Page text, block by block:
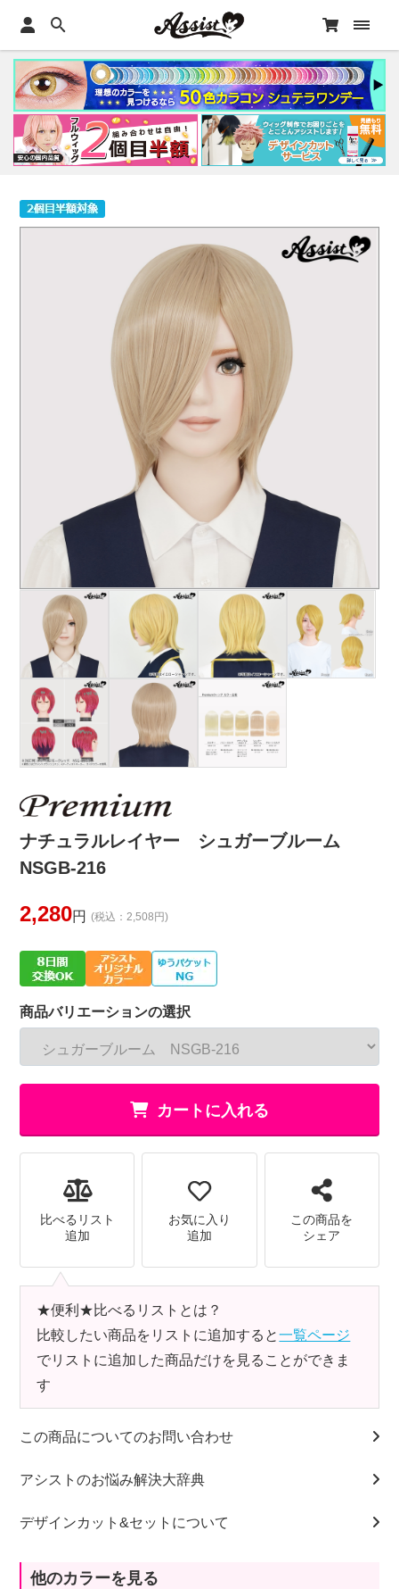
ナチュラルレイヤー シュガーブルーム
NSGB-216
2,280円 (税込：2,508円)
商品バリエーションの選択
カートに入れる
比べるリスト
追加
お気に入り
追加
この商品を
シェア
★便利★比べるリストとは？
比較したい商品をリストに追加すると一覧ページ
でリストに追加した商品だけを見ることができま
す
この商品についてのお問い合わせ
アシストのお悩み解決大辞典
デザインカット&セットについて
他のカラーを見る